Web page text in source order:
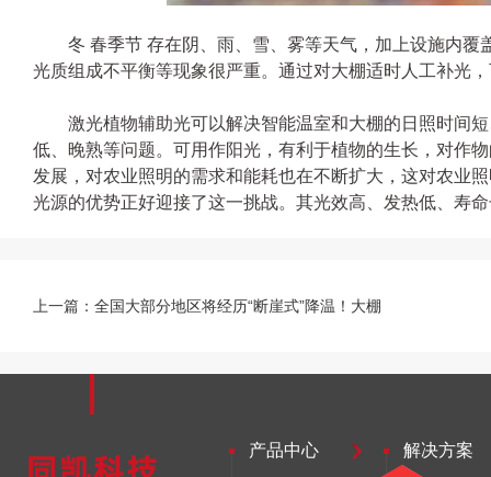
冬 春季节 存在阴、雨、雪、雾等天气，加上设施内覆
光质组成不平衡等现象很严重。通过对大棚适时人工补光
激光植物辅助光可以解决智能温室和大棚的日照时间短
低、晚熟等问题。可用作阳光，有利于植物的生长，对作
发展，对农业照明的需求和能耗也在不断扩大，这对农业
光源的优势正好迎接了这一挑战。其光效高、发热低、寿
上一篇： 全国大部分地区将经历“断崖式”降温！大棚
产品中心 解决方案